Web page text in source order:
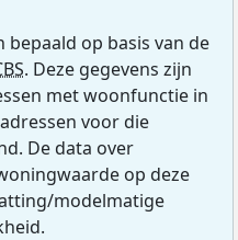
bepaald op basis van de
. Deze gegevens zijn
met woonfunctie in
voor die
De data over
op deze
modelmatige